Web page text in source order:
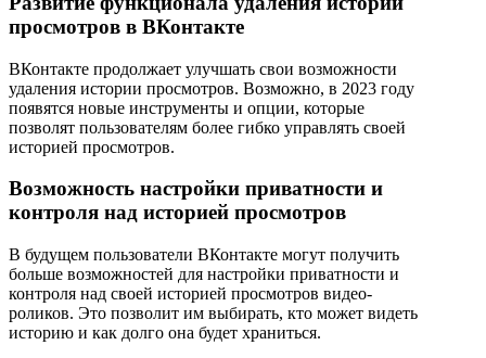
просмотров в ВКонтакте
ВКонтакте продолжает улучшать свои возможности
удаления истории просмотров. Возможно, в 2023 году
появятся новые инструменты и опции, которые
позволят пользователям более гибко управлять своей
историей просмотров.
Возможность настройки приватности и
контроля над историей просмотров
В будущем пользователи ВКонтакте могут получить
больше возможностей для настройки приватности и
контроля над своей историей просмотров видео-
роликов. Это позволит им выбирать, кто может видеть
историю и как долго она будет храниться.